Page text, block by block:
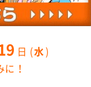
水
！